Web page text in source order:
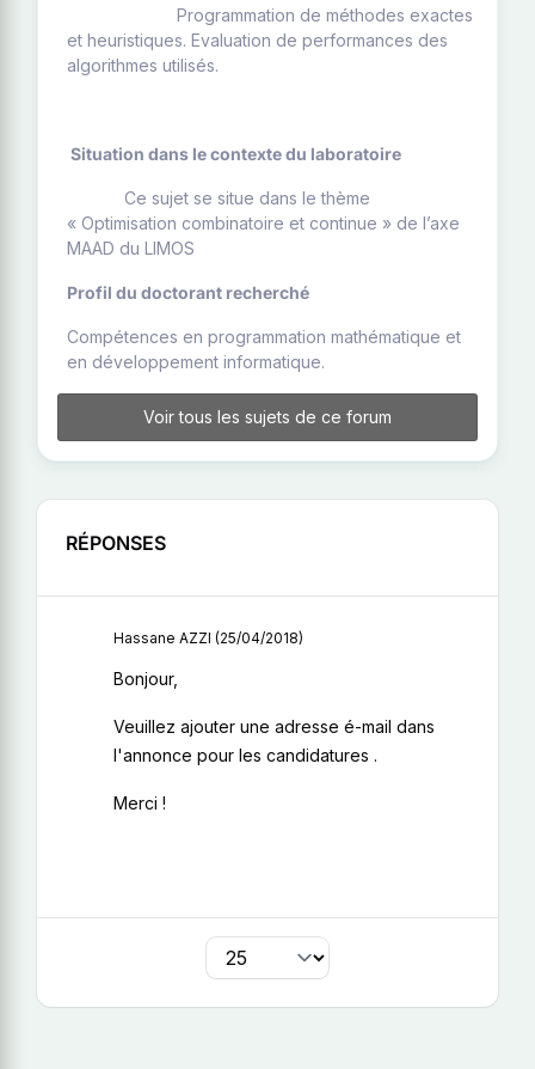
Programmation de méthodes exactes
et heuristiques. Evaluation de performances des
algorithmes utilisés.
Situation dans le contexte du laboratoire
Ce sujet se situe dans le thème
« Optimisation combinatoire et continue » de l’axe
MAAD du LIMOS
Profil du doctorant recherché
Compétences en programmation mathématique et
en développement informatique.
Voir tous les sujets de ce forum
RÉPONSES
Hassane AZZI (25/04/2018)
Bonjour,
Veuillez ajouter une adresse é-mail dans
l'annonce pour les candidatures .
Merci !